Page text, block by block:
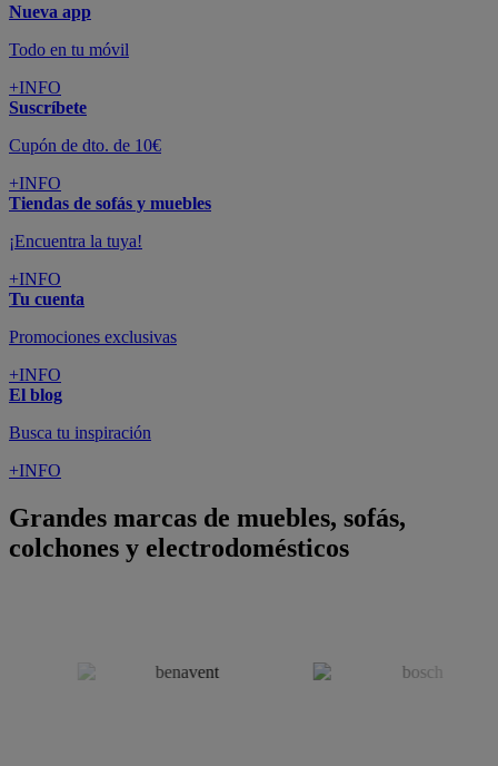
Nueva app
Todo en tu móvil
+INFO
Suscríbete
Cupón de dto. de 10€
+INFO
Tiendas de sofás y muebles
¡Encuentra la tuya!
+INFO
Tu cuenta
Promociones exclusivas
+INFO
El blog
Busca tu inspiración
+INFO
Grandes marcas de muebles, sofás,
colchones y electrodomésticos